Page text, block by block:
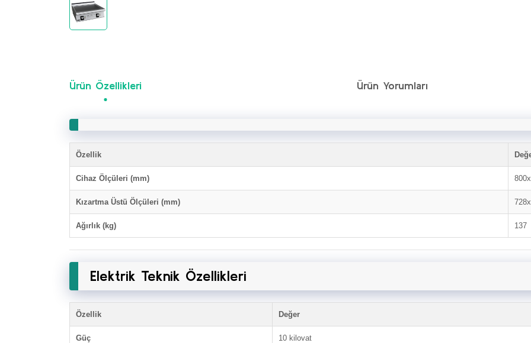
Ürün Özellikleri Ürün Yorumları
Özellik
Cihaz Ölçüleri (mm)
Kızartma Üstü Ölçüleri (mm)
Ağırlık (kg) 137
Elektrik Teknik Özellikleri
Özellik Değer
Güç 10 kilovat